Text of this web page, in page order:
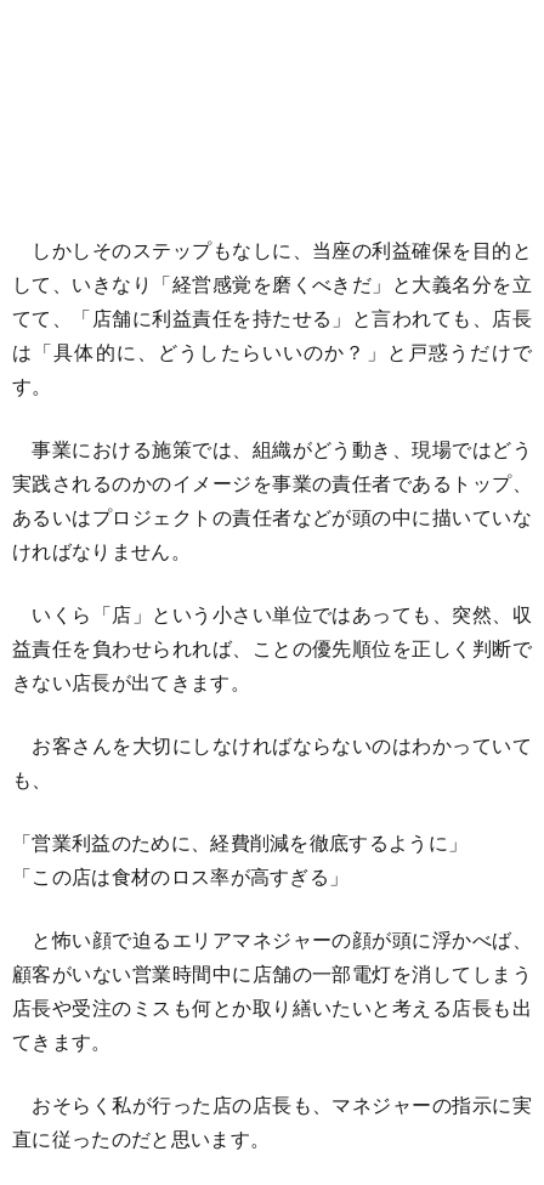
しかしそのステップもなしに、当座の利益確保を目的と
して、いきなり「経営感覚を磨くべきだ」と大義名分を立
てて、「店舗に利益責任を持たせる」と言われても、店長
は「具体的に、どうしたらいいのか？」と戸惑うだけで
す。
事業における施策では、組織がどう動き、現場ではどう
実践されるのかのイメージを事業の責任者であるトップ、
あるいはプロジェクトの責任者などが頭の中に描いていな
ければなりません。
いくら「店」という小さい単位ではあっても、突然、収
益責任を負わせられれば、ことの優先順位を正しく判断で
きない店長が出てきます。
お客さんを大切にしなければならないのはわかっていて
も、
「営業利益のために、経費削減を徹底するように」
「この店は食材のロス率が高すぎる」
と怖い顔で迫るエリアマネジャーの顔が頭に浮かべば、
顧客がいない営業時間中に店舗の一部電灯を消してしまう
店長や受注のミスも何とか取り繕いたいと考える店長も出
てきます。
おそらく私が行った店の店長も、マネジャーの指示に実
直に従ったのだと思います。